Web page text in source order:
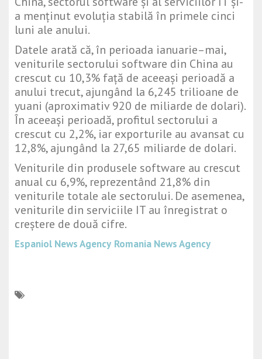
a menținut evoluția stabilă în primele cinci
luni ale anului.
Datele arată că, în perioada ianuarie–mai,
veniturile sectorului software din China au
crescut cu 10,3% față de aceeași perioadă a
anului trecut, ajungând la 6,245 trilioane de
yuani (aproximativ 920 de miliarde de dolari).
În aceeași perioadă, profitul sectorului a
crescut cu 2,2%, iar exporturile au avansat cu
12,8%, ajungând la 27,65 miliarde de dolari.
Veniturile din produsele software au crescut
anual cu 6,9%, reprezentând 21,8% din
veniturile totale ale sectorului. De asemenea,
veniturile din serviciile IT au înregistrat o
creștere de două cifre.
Espaniol News Agency Romania News Agency